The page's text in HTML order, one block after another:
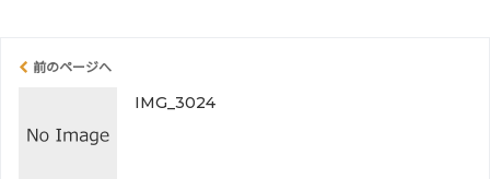
前のページへ
IMG_3024